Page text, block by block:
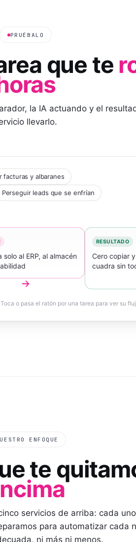
PRUÉBALO
que te
la IA actuando y el
llevarlo.
facturas y albaranes
Perseguir leads que se enfrían
solo al ERP, al almacén
RESULTADO
Cero copiar
cuadra sin
Toca o pasa el ratón por una tarea para ver su
ENFOQUE
te
servicios de arriba: cada
para automatizar cada
ni más ni menos.